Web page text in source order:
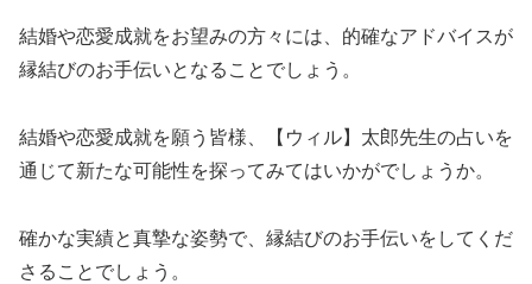
結婚や恋愛成就をお望みの方々には、的確なアドバイスが
縁結びのお手伝いとなることでしょう。
結婚や恋愛成就を願う皆様、【ウィル】太郎先生の占いを
通じて新たな可能性を探ってみてはいかがでしょうか。
確かな実績と真摯な姿勢で、縁結びのお手伝いをしてくだ
さることでしょう。